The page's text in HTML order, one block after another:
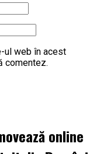
ul web în acest
comentez.
online